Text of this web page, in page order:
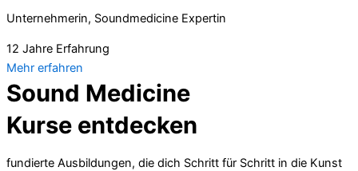
Unternehmerin, Soundmedicine Expertin
12 Jahre Erfahrung
Mehr erfahren
Sound Medicine
Kurse entdecken
fundierte Ausbildungen, die dich Schritt für Schritt in die Kunst